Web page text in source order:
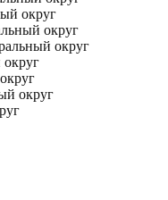
округ
округ
округ
округ